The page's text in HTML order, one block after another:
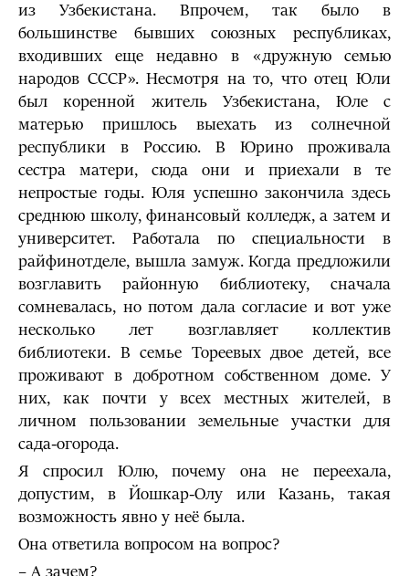
из Узбекистана. Впрочем, так было в
большинстве бывших союзных республиках,
входивших еще недавно в «дружную семью
народов СССР». Несмотря на то, что отец Юли
был коренной житель Узбекистана, Юле с
матерью пришлось выехать из солнечной
республики в Россию. В Юрино проживала
сестра матери, сюда они и приехали в те
непростые годы. Юля успешно закончила здесь
среднюю школу, финансовый колледж, а затем и
университет. Работала по специальности в
райфинотделе, вышла замуж. Когда предложили
возглавить районную библиотеку, сначала
сомневалась, но потом дала согласие и вот уже
несколько лет возглавляет коллектив
библиотеки. В семье Тореевых двое детей, все
проживают в добротном собственном доме. У
них, как почти у всех местных жителей, в
личном пользовании земельные участки для
сада-огорода.
Я спросил Юлю, почему она не переехала,
допустим, в Йошкар-Олу или Казань, такая
возможность явно у неё была.
Она ответила вопросом на вопрос?
– А зачем?